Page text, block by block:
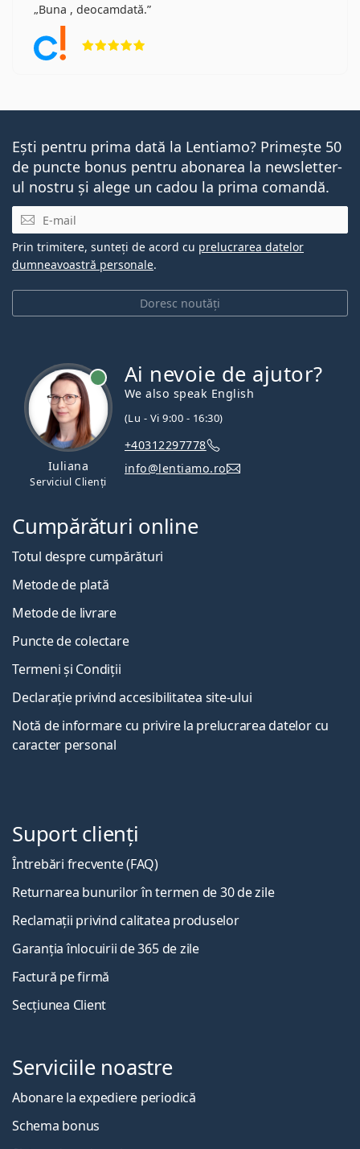
Buna , deocamdată.
Ești pentru prima dată la Lentiamo? Primește 50
de puncte bonus pentru abonarea la newsletter-
ul nostru și alege un cadou la prima comandă.
E-mail
Doresc noutăți
Prin trimitere, sunteți de acord cu prelucrarea datelor
dumneavoastră personale.
Iuliana
Serviciul Clienți
Ai nevoie de ajutor?
We also speak English
(Lu - Vi 9:00 - 16:30)
+40312297778
info@lentiamo.ro
Cumpărături online
Totul despre cumpărături
Metode de plată
Metode de livrare
Puncte de colectare
Termeni și Condiții
Declarație privind accesibilitatea site-ului
Notă de informare cu privire la prelucrarea datelor cu
caracter personal
Suport clienți
Întrebări frecvente (FAQ)
Returnarea bunurilor în termen de 30 de zile
Reclamații privind calitatea produselor
Garanția înlocuirii de 365 de zile
Factură pe firmă
Secțiunea Client
Serviciile noastre
Abonare la expediere periodică
Schema bonus